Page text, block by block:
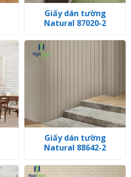
Giấy dán tường
Natural 87020-2
Giấy dán tường
Natural 88642-2